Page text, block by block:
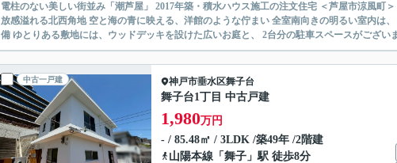
電柱のない美しい街並み「潮芦屋」 2017年築・積水ハウス施工の注文住宅 ＜芦屋市涼風町＞ 長期優良住宅！ZEH基準！ 敷地約75坪（249平米超） 開
放感溢れる北西角地 空と海の青に映える、洋館のような佇まい 全室南向きの明るい室内は、 LDK約26.8帖に加え、在宅ワークに最適な「書斎」も完
備 ゆとりある敷地には、ウッドデッキを設けた広いお庭と、 2台分の駐車スペースがござい
中古一戸建 神戸市垂水区舞子台
舞子台1丁目 中古戸建
1,980万円
- / 85.48㎡ / 3LDK /築49年 /2階建
山陽本線 「 舞子 」駅 徒歩8分